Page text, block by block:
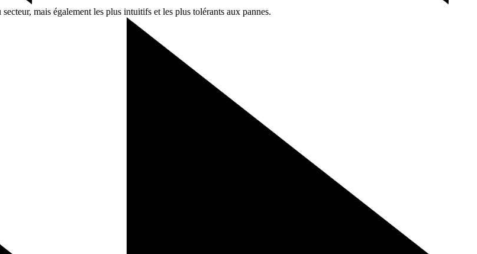
mais également les plus intuitifs et les plus tolérants aux pannes.